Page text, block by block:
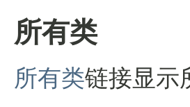
所有类
所有类链接显示